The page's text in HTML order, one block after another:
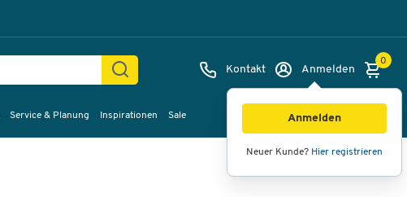
Kontakt Anmelden
Anmelden
Neuer Kunde? Hier registrieren
0
Service & Planung Inspirationen Sale